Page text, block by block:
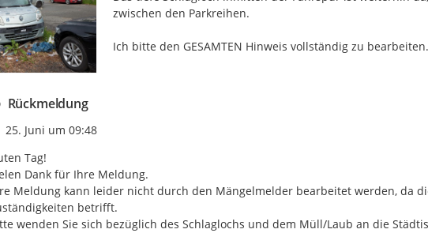
zwischen den Parkreihen.
Ich bitte den GESAMTEN Hinweis vollständig zu bearbeiten.
Rückmeldung
Zeitpunkt des Erstellens
25. Juni um 09:48
Tag!
Dank für Ihre Meldung.
Meldung kann leider nicht durch den Mängelmelder bearbeitet werden, da
betrifft.
wenden Sie sich bezüglich des Schlaglochs und dem Müll/Laub an die